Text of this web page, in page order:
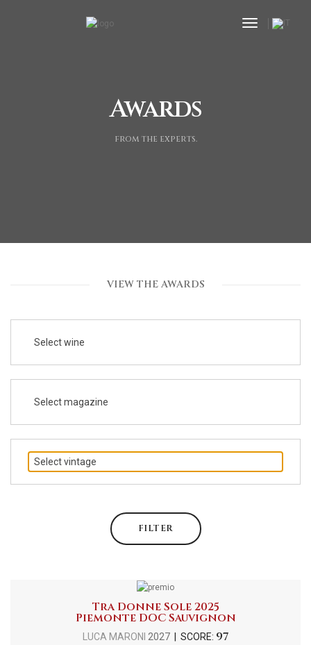
toggle
Awards
from the experts.
VIEW THE AWARDS
Select wine
Select magazine
Select vintage
FILTER
Tra Donne Sole 2025
Piemonte DOC Sauvignon
LUCA MARONI 2027 | SCORE: 97